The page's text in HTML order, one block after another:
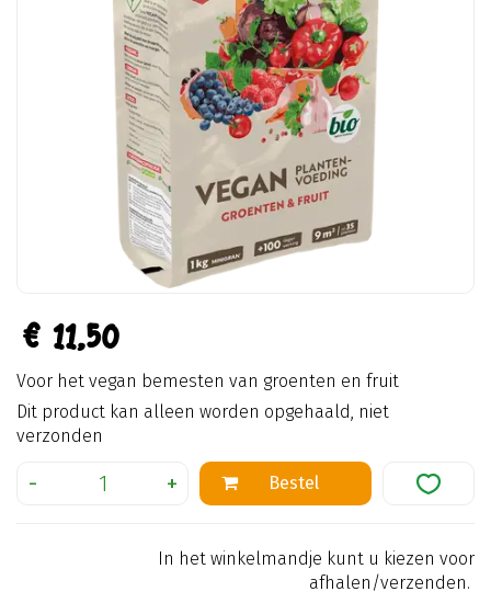
€ 11,50
Voor het vegan bemesten van groenten en fruit
Dit product kan alleen worden opgehaald, niet
verzonden
In het winkelmandje kunt u kiezen voor
afhalen/verzenden.